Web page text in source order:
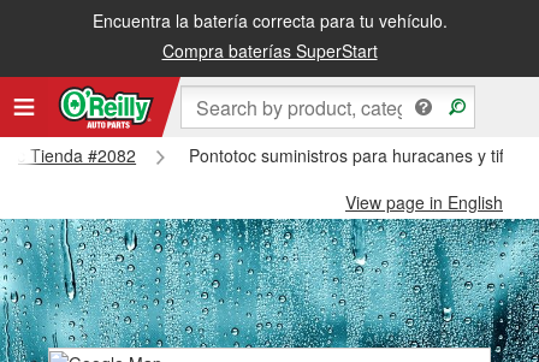
Encuentra la batería correcta para tu vehículo.
Compra baterías SuperStart
Tienda #2082
Pontotoc suministros para huracanes y
View page in English